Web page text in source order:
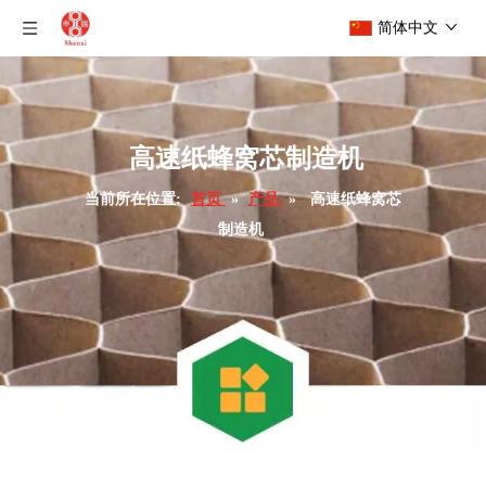
简体中文
高速纸蜂窝芯制造机
当前所在位置: 首页 » 产品 » 高速纸蜂窝芯
制造机